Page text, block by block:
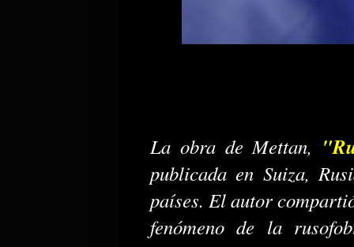
La obra de Mettan,
publicada en Suiza,
países. El autor
fenómeno de la